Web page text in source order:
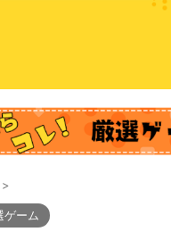
>
ゲーム